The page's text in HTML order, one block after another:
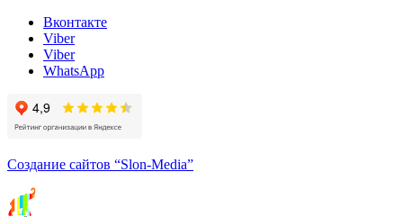
Вконтакте
Viber
Viber
WhatsApp
Создание сайтов “Slon-Media”